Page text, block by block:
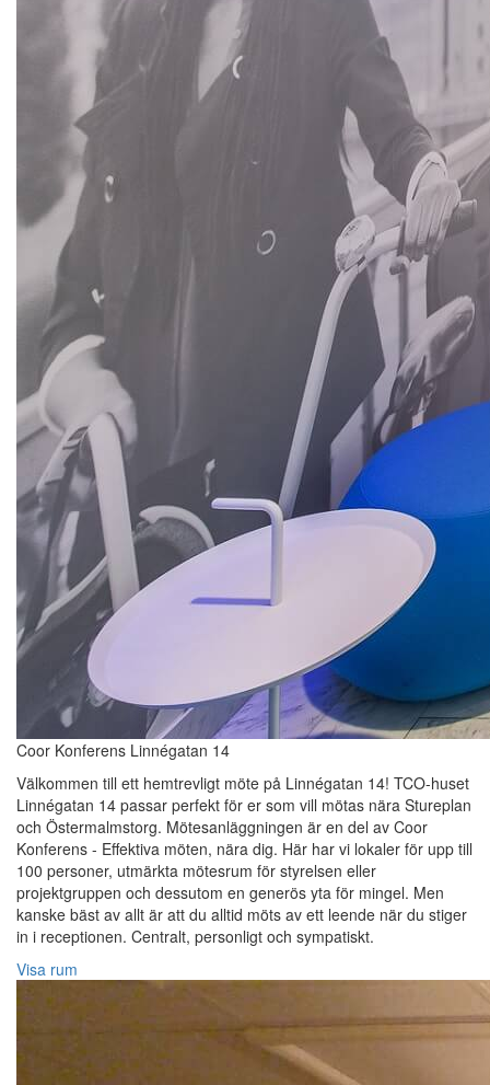
Coor Konferens Linnégatan 14
Välkommen till ett hemtrevligt möte på Linnégatan 14! TCO-huset
Linnégatan 14 passar perfekt för er som vill mötas nära Stureplan
och Östermalmstorg. Mötesanläggningen är en del av Coor
Konferens - Effektiva möten, nära dig. Här har vi lokaler för upp till
100 personer, utmärkta mötesrum för styrelsen eller
projektgruppen och dessutom en generös yta för mingel. Men
kanske bäst av allt är att du alltid möts av ett leende när du stiger
in i receptionen. Centralt, personligt och sympatiskt.
Visa rum